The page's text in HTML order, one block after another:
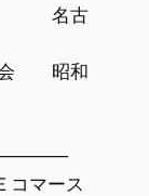
会 名古
会 昭和
マース